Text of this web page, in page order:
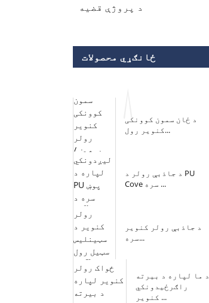
د پروژې قضیه
ځانګړي محصولات
د ځان سمون کوونکی
کنویر رول...
د جاذبې رولر د PU
Cove سره ...
د جاذبې رولر کنویر
سره...
د ما لپاره د بیرته
راګرځیدونکي
کنویر ...